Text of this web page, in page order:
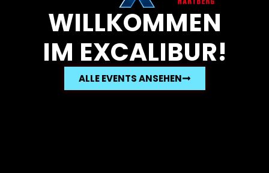
WILLKOMMEN
IM EXCALIBUR!
ALLE EVENTS ANSEHEN